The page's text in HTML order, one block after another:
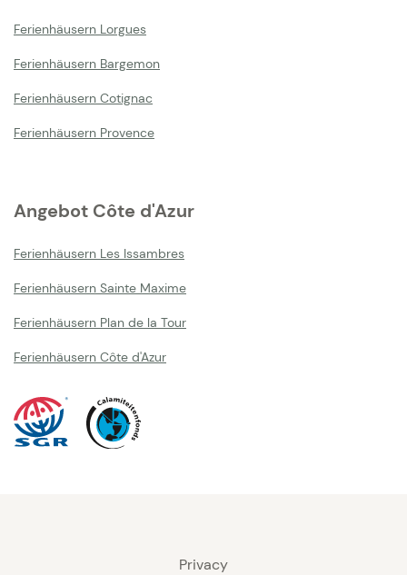
Ferienhäusern Lorgues
Ferienhäusern Bargemon
Ferienhäusern Cotignac
Ferienhäusern Provence
Angebot Côte d'Azur
Ferienhäusern Les Issambres
Ferienhäusern Sainte Maxime
Ferienhäusern Plan de la Tour
Ferienhäusern Côte d'Azur
Privacy